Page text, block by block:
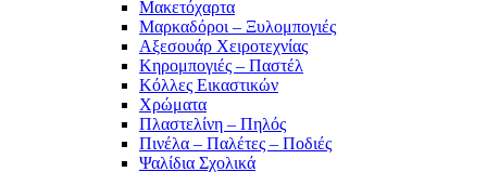
Μακετόχαρτα
Μαρκαδόροι – Ξυλομπογιές
Αξεσουάρ Χειροτεχνίας
Κηρομπογιές – Παστέλ
Κόλλες Εικαστικών
Χρώματα
Πλαστελίνη – Πηλός
Πινέλα – Παλέτες – Ποδιές
Ψαλίδια Σχολικά